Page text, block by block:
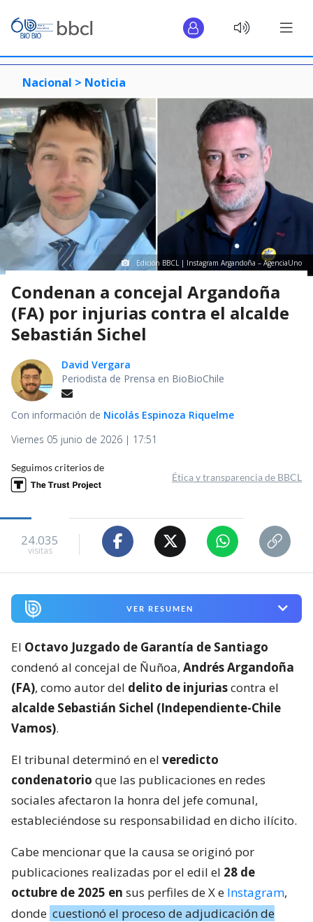
Nacional > Noticia
Edición BBCL | Instagram Argandoña – AgenciaUno
Condenan a concejal Argandoña
(FA) por injurias contra el alcalde
Sebastián Sichel
David Vergara
Periodista de Prensa en BioBioChile
Con información de Nicolás Espinoza Riquelme
Viernes 05 junio de 2026 | 17:51
Seguimos criterios de
Ética y transparencia de BBCL
24.035
visitas
VER RESUMEN
El Octavo Juzgado de Garantía de Santiago
condenó al concejal de Ñuñoa, Andrés Argandoña
(FA), como autor del delito de injuriascontra el
alcalde Sebastián Sichel (Independiente-Chile
Vamos).
El tribunal determinó en el veredicto
condenatorio que las publicaciones en redes
sociales afectaron la honra del jefe comunal,
estableciéndose su responsabilidad en dicho ilícito.
Cabe mencionar que la causa se originó por
publicaciones realizadas por el edil el 28 de
octubre de 2025 en sus perfiles de X e Instagram,
donde cuestionó el proceso de adjudicación de